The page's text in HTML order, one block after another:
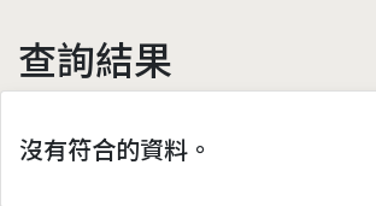
查詢結果
沒有符合的資料。